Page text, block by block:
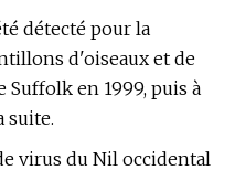
détecté pour la
d'oiseaux et de
Suffolk en 1999, puis à
suite.
virus du Nil occidental